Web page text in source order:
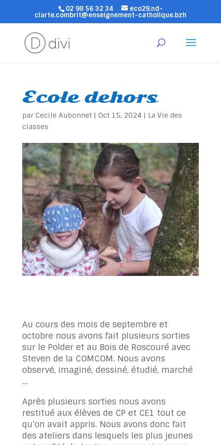
02 98 56 32 34 eco29.nd-
clarte.combrit@enseignement-catholique.bzh
Ecole dehors
par Cecile Aubonnet| Oct 15, 2024| La Vie des
classes
Au cours des mois de septembre et
octobre nous avons fait plusieurs sorties
sur le Polder et au Bois de Roscouré avec
Steven de la COMCOM. Nous avons
observé, imaginé, dessiné, étudié, marché
…
Après plusieurs sorties nous avons
restitué aux élèves de CP et CE1 tout ce
qu’on avait appris. Nous avons donc fait
des ateliers dans lesquels les plus jeunes